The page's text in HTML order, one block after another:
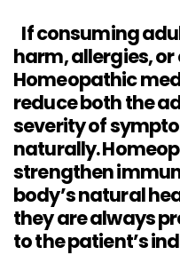
If consuming
harm, allergies,
Homeopathic
reduce both the
severity of
naturally.
strengthen
body’s natural
they are always
to the patient’s